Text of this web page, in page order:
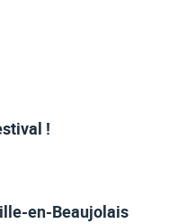
!
en-Beaujolais